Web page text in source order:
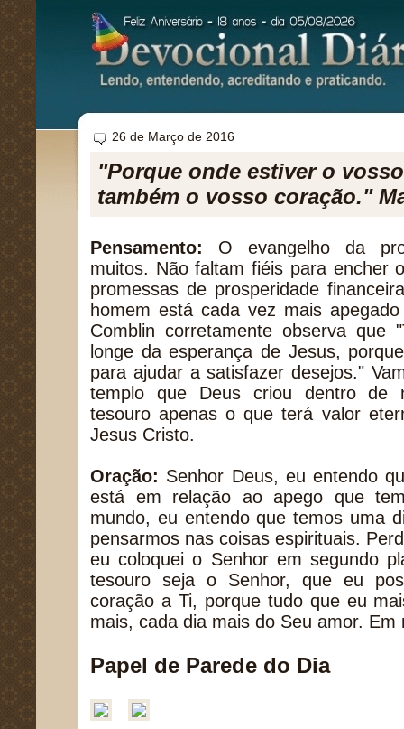
26 de Março de 2016
"Porque onde estiver o
também o vosso coração."
Pensamento: O evangelho da
muitos. Não faltam fiéis para encher
promessas de prosperidade
homem está cada vez mais
Comblin corretamente observa que
longe da esperança de Jesus,
para ajudar a satisfazer desejos."
templo que Deus criou dentro de
tesouro apenas o que terá valor
Jesus Cristo.
Oração: Senhor Deus, eu entendo
está em relação ao apego que
mundo, eu entendo que temos uma
pensarmos nas coisas espirituais.
eu coloquei o Senhor em segundo
tesouro seja o Senhor, que eu
coração a Ti, porque tudo que eu
mais, cada dia mais do Seu amor.
Papel de Parede do Dia